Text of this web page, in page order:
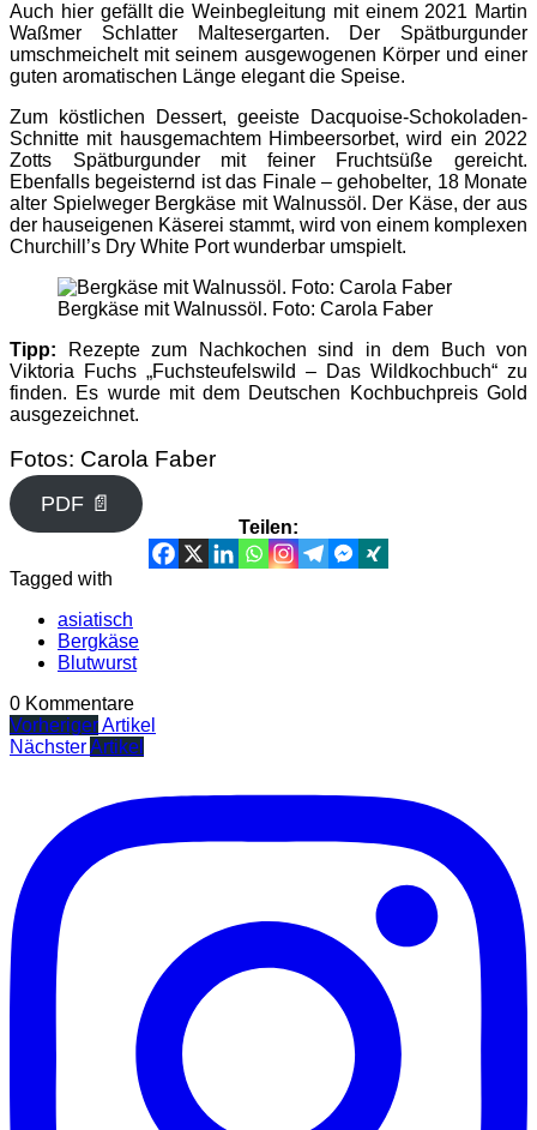
Auch hier gefällt die Weinbegleitung mit einem 2021 Martin
Waßmer Schlatter Maltesergarten. Der Spätburgunder
umschmeichelt mit seinem ausgewogenen Körper und einer
guten aromatischen Länge elegant die Speise.
Zum köstlichen Dessert, geeiste Dacquoise-Schokoladen-
Schnitte mit hausgemachtem Himbeersorbet, wird ein 2022
Zotts Spätburgunder mit feiner Fruchtsüße gereicht.
Ebenfalls begeisternd ist das Finale – gehobelter, 18 Monate
alter Spielweger Bergkäse mit Walnussöl. Der Käse, der aus
der hauseigenen Käserei stammt, wird von einem komplexen
Churchill’s Dry White Port wunderbar umspielt.
Bergkäse mit Walnussöl. Foto: Carola Faber
Tipp:
Rezepte zum Nachkochen sind in dem Buch von
Viktoria Fuchs „Fuchsteufelswild – Das Wildkochbuch“ zu
finden. Es wurde mit dem Deutschen Kochbuchpreis Gold
ausgezeichnet.
Fotos: Carola Faber
PDF 📄
Teilen:
Tagged with
asiatisch
Bergkäse
Blutwurst
0 Kommentare
VorherigerArtikel
NächsterArtikel